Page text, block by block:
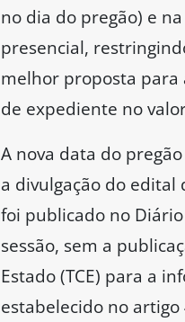
no dia do pregão) e
presencial,
melhor proposta para
de expediente no
A nova data do
a divulgação do edital
foi publicado no
sessão, sem a
Estado (TCE) para a
estabelecido no artigo